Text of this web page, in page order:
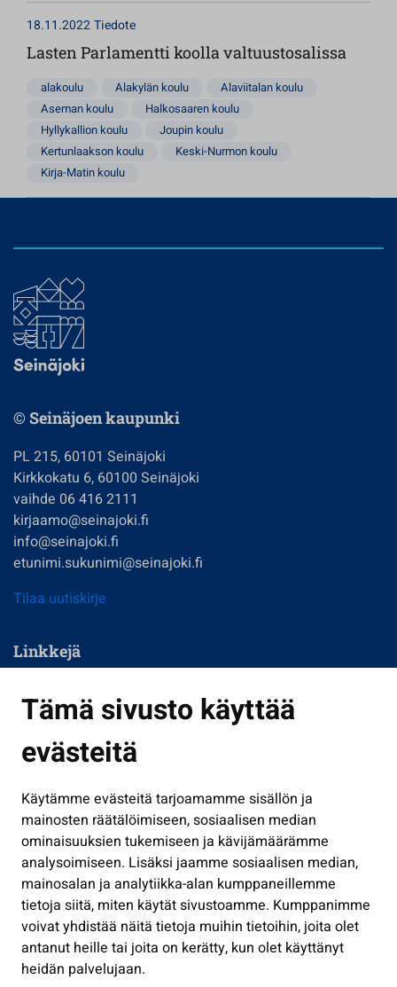
Tämä sivusto käyttää
evästeitä
Käytämme evästeitä tarjoamamme sisällön ja
mainosten räätälöimiseen, sosiaalisen median
ominaisuuksien tukemiseen ja kävijämäärämme
analysoimiseen. Lisäksi jaamme sosiaalisen median,
mainosalan ja analytiikka-alan kumppaneillemme
tietoja siitä, miten käytät sivustoamme. Kumppanimme
voivat yhdistää näitä tietoja muihin tietoihin, joita olet
antanut heille tai joita on kerätty, kun olet käyttänyt
heidän palvelujaan.
18.11.2022Tiedote
Lasten Parlamentti koolla valtuustosalissa
alakoulu Alakylän koulu
Alaviitalan koulu
Aseman koulu
Halkosaaren koulu
Hyllykallion koulu
Joupin koulu
Kertunlaakson koulu
Keski-Nurmon koulu
Kirja-Matin koulu
© Seinäjoen kaupunki
PL 215, 60101 Seinäjoki
Kirkkokatu 6, 60100 Seinäjoki
vaihde 06 416 2111
kirjaamo@seinajoki.fi
info@seinajoki.fi
etunimi.sukunimi@seinajoki.fi
Tilaa uutiskirje
Linkkejä
Kasvatus ja opetus
Kulttuuri ja liikunta
Työ ja yrittäminen
Osallistu ja asioi
Näytä omat evästeasetukseni
Seuraa meitä